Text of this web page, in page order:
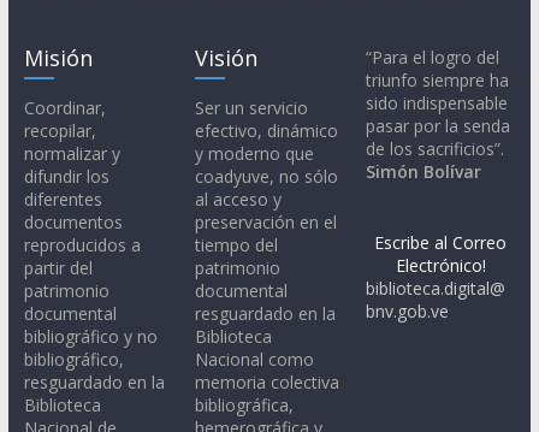
Misión
Coordinar,
recopilar,
normalizar y
difundir los
diferentes
documentos
reproducidos a
partir del
patrimonio
documental
bibliográfico y no
bibliográfico,
resguardado en la
Biblioteca
Visión
Ser un servicio
efectivo, dinámico
y moderno que
coadyuve, no sólo
al acceso y
preservación en el
tiempo del
patrimonio
documental
resguardado en la
Biblioteca
Nacional como
memoria colectiva
bibliográfica,
“Para el logro del
triunfo siempre ha
sido indispensable
pasar por la senda
de los sacrificios”.
Simón Bolívar
Escribe al Correo
Electrónico!
biblioteca.digital@
bnv.gob.ve